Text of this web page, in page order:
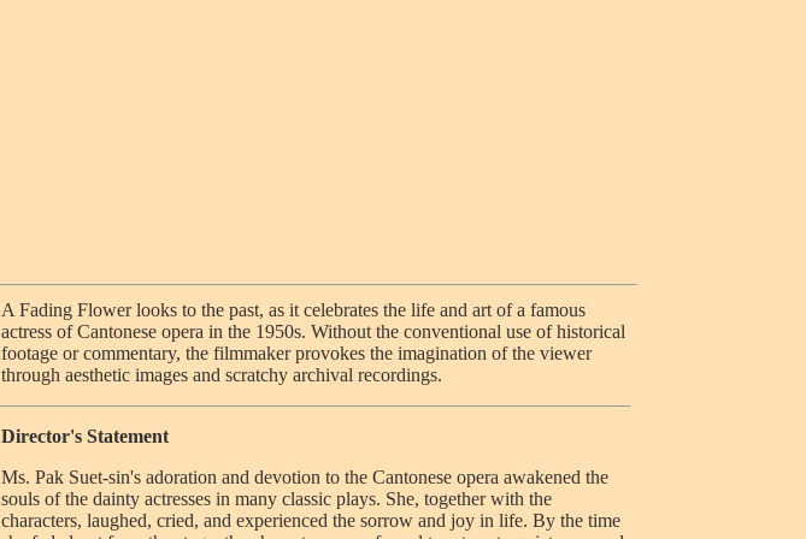
A Fading Flower looks to the past, as it celebrates the life and art of a famous
actress of Cantonese opera in the 1950s. Without the conventional use of historical
footage or commentary, the filmmaker provokes the imagination of the viewer
through aesthetic images and scratchy archival recordings.
Director's Statement
Ms. Pak Suet-sin's adoration and devotion to the Cantonese opera awakened the
souls of the dainty actresses in many classic plays. She, together with the
characters, laughed, cried, and experienced the sorrow and joy in life. By the time